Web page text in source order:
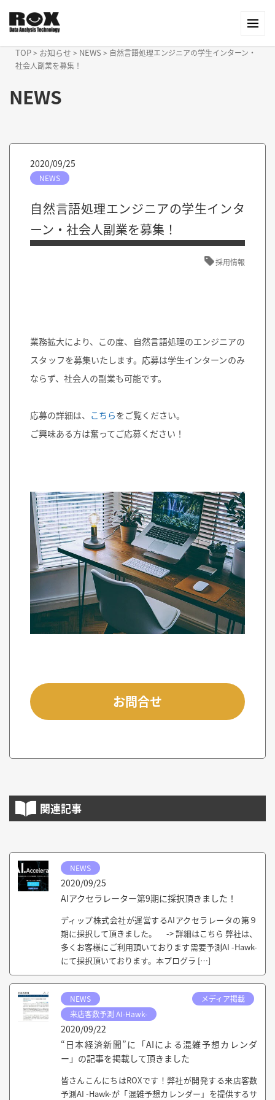
TOP> お知らせ > NEWS > 自然言語処理エンジニアの学生インターン・
社会人副業を募集！
NEWS
2020/09/25
NEWS
自然言語処理エンジニアの学生インタ
ーン・社会人副業を募集！
採用情報
業務拡大により、この度、自然言語処理のエンジニアの
スタッフを募集いたします。応募は学生インターンのみ
ならず、社会人の副業も可能です。
応募の詳細は、 こちらをご覧ください。
ご興味ある方は奮ってご応募ください！
お問合せ
関連記事
NEWS
2020/09/25
AIアクセラレーター第9期に採択頂きました！
ディップ株式会社が運営するAIアクセラレータの第９
期に採択して頂きました。 -> 詳細はこちら 弊社は、
多くお客様にご利用頂いております需要予測AI -Hawk-
にて採択頂いております。本プログラ […]
NEWS
メディア掲載
来店客数予測 AI-Hawk-
2020/09/22
“日本経済新聞”に「AIによる混雑予想カレンダ
ー」の記事を掲載して頂きました
皆さんこんにちはROXです！弊社が開発する来店客数
予測AI -Hawk-が「混雑予想カレンダー」を提供するサ